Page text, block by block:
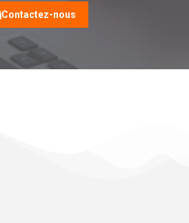
Contactez-nous